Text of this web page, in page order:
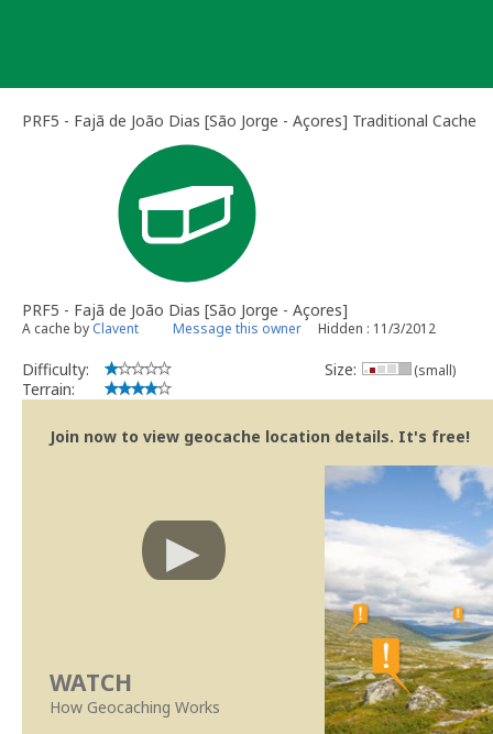
PRF5 - Fajã de João Dias [São Jorge - Açores] Traditional Cache
PRF5 - Fajã de João Dias [São Jorge - Açores]
A cache by Clavent Message this owner Hidden : 11/3/2012
Difficulty:
Terrain:
Size: (small)
Join now to view geocache location details. It's free!
WATCH
How Geocaching Works